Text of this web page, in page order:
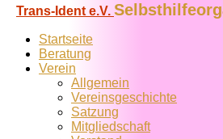
Trans-Ident e.V.
Startseite
Beratung
Verein
Allgemein
Vereins­geschichte
Satzung
Mitglied­schaft